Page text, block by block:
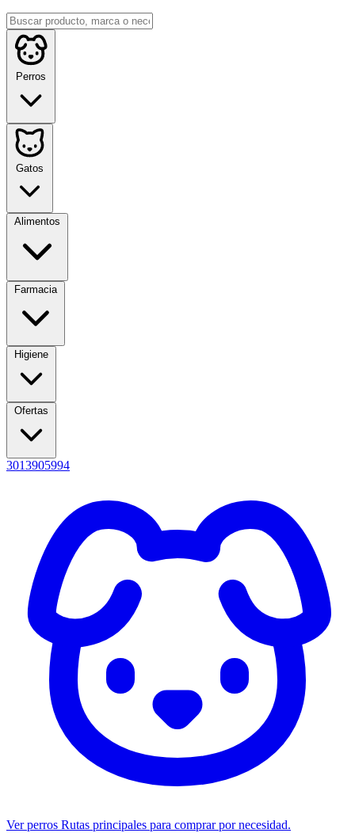
Perros
Gatos
Alimentos
Farmacia
Higiene
Ofertas
3013905994
Ver perros Rutas principales para comprar por necesidad.